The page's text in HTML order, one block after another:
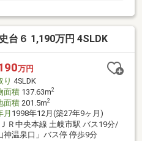
台６ 1,190万円 4SLDK
万円
り 4SLDK
面積137.63m2
面積201.5m2
月 1998年12月(築27年9ヶ月)
ＪＲ中央本線 土岐市駅 バス19分/
神温泉口」バス停 停歩9分